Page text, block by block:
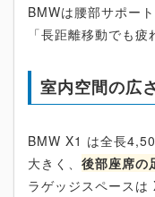
BMWは腰部サポー
「長距離移動でも
室内空間の広
BMW X1 は全長
大きく、 後部座席の
ラゲッジスペース